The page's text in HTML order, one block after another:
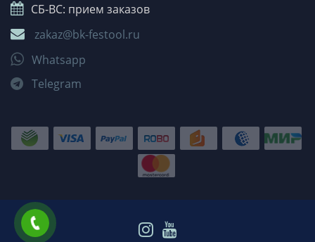
СБ-ВС: прием заказов
zakaz@bk-festool.ru
Whatsapp
Telegram